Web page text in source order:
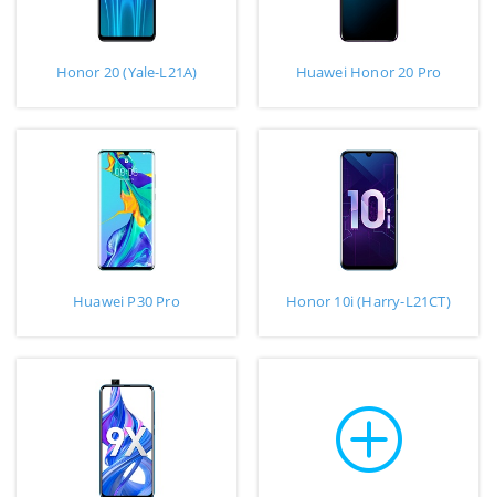
Honor 20 (Yale-L21A) Huawei Honor 20 Pro
Huawei P30 Pro Honor 10i (Harry-L21CT)